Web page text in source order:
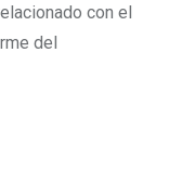
con el
del